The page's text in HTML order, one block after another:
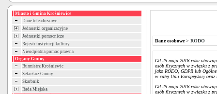
Miasto i Gmina Krośniewice
Dane teleadresowe
Jednostki organizacyjne
Jednostki pomocnicze
Rejestr instytucji kultury
Nieodpłatna pomoc prawna
Organy Gminy
Burmistrz Krośniewic
Sekretarz Gminy
Skarbnik
Rada Miejska
Dane osobowe> RODO
Od 25 maja 2018 roku
osób fizycznych w związku z
jako RODO, GDPR lub
w całej Unii Europejskiej
Od 25 maja 2018 roku
osób fizycznych w związku z